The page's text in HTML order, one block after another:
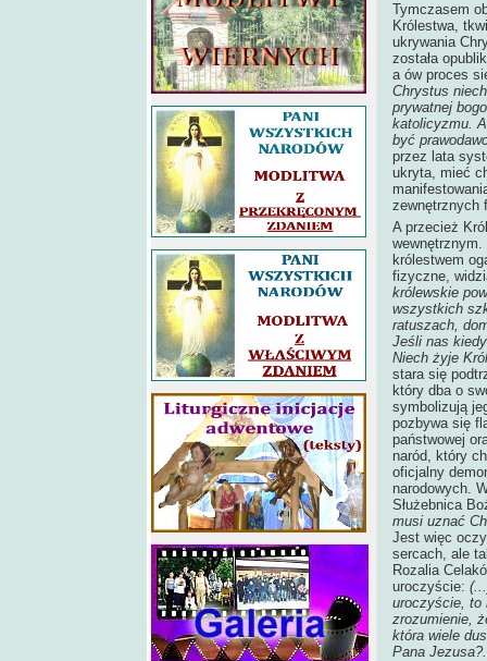
Tymczasem
Królestwa,
ukrywania
została
a ów proces
Chrystus
prywatnej
katolicyzmu.
być
przez lata
ukryta, mieć
zewnętrznych
A przecież
królestwem
fizyczne,
królewskie
wszystkich
ratuszach,
Jeśli nas
Niech żyje
stara się
który dba o
symbolizują
pozbywa się
państwowej
naród, który
oficjalny
narodowych.
Służebnica
musi uznać
Jest więc
sercach, ale
Rozalia
uroczyście:
uroczyście, to
zrozumienie,
która wiele
Pana